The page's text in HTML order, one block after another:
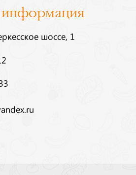
шоссе, 1